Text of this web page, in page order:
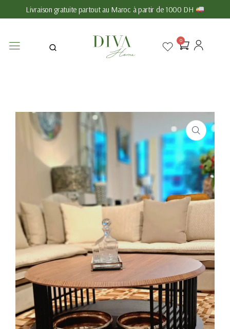
Livraison gratuite partout au Maroc à partir de 1000 DH
0